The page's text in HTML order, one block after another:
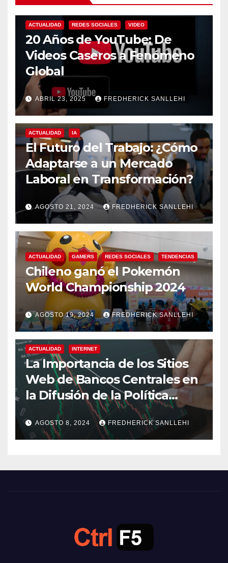
ACTUALIDAD REDES SOCIALES VIDEO
20 Años de YouTube: De
Videos Caseros a Fenómeno
Global
ABRIL 23, 2025 FREDHERICK SANLLEHI
ACTUALIDAD IA
El Futuro del Trabajo: ¿Cómo
Adaptarse a un Mercado
Laboral en Transformación?
AGOSTO 21, 2024 FREDHERICK SANLLEHI
ACTUALIDAD GAMERS REDES SOCIALES TENDENCIAS
Chileno ganó el Pokemón
World Championship 2024
AGOSTO 19, 2024 FREDHERICK SANLLEHI
ACTUALIDAD INTERNET
La Importancia de los Sitios
Web de Bancos Centrales en
la Difusión de la Política
Monetaria
AGOSTO 8, 2024 FREDHERICK SANLLEHI